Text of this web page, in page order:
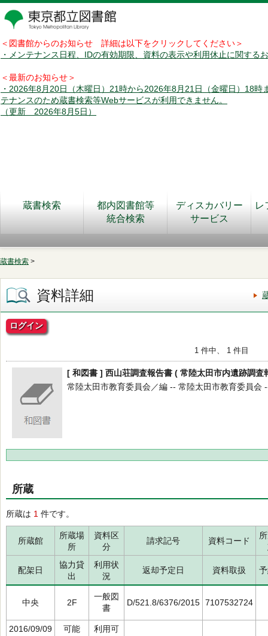
＜図書館からのお知らせ 詳細は以下をクリックしてください＞
・メンテナンス日程、IDの有効期限、資料の表示や利用休止に関する
＜最新のお知らせ＞
・2026年8月20日（木曜日）21時から2026年8月21日（金曜日）18時
テナンスのため蔵書検索等Webサービスが利用できません。
（更新 2026年8月5日）
蔵書検索
都内図書館等
統合検索
ディスカバリー
サービス
レ
蔵書検索 >
資料詳細
ログイン
1 件中、 1 件目
[ 和図書 ] 西山荘調査報告書 ( 常陸太田市内遺跡調査
常陸太田市教育委員会／編 -- 常陸太田市教育委員会
所蔵
所蔵は 1 件です。
所蔵館
所蔵場
所
資料区
分
請求記号 資料コード
配架日
協力貸
出
利用状
況
返却予定日 資料取扱
中央 2F
一般図
書
D/521.8/6376/2015 7107532724
2016/09/09 可能 利用可